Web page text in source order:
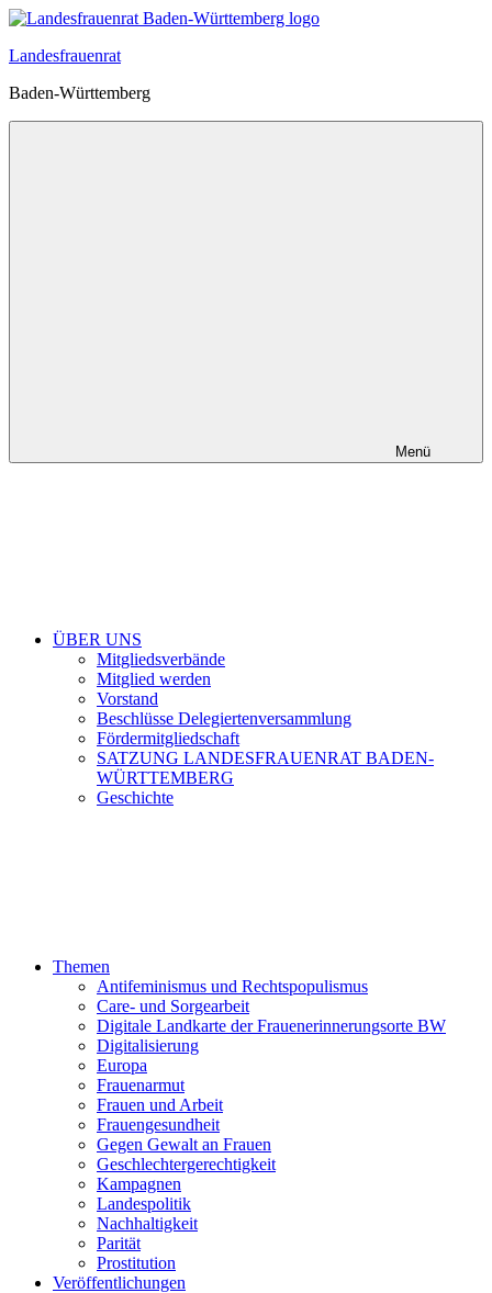
Zum
springen
Landesfrauenrat
Baden-Württemberg
Menü
ÜBER UNS
Mitgliedsverbände
Mitglied werden
Vorstand
Beschlüsse Delegiertenversammlung
Fördermitgliedschaft
SATZUNG LANDESFRAUENRAT BADEN-
WÜRTTEMBERG
Geschichte
Themen
Antifeminismus und Rechtspopulismus
Care- und Sorgearbeit
Digitale Landkarte der Frauenerinnerungsorte BW
Digitalisierung
Europa
Frauenarmut
Frauen und Arbeit
Frauengesundheit
Gegen Gewalt an Frauen
Geschlechtergerechtigkeit
Kampagnen
Landespolitik
Nachhaltigkeit
Parität
Prostitution
Veröffentlichungen